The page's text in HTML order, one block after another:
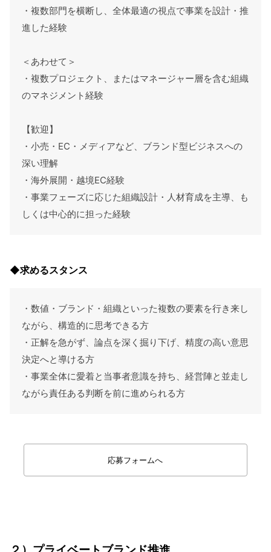
・複数部門を横断し、全体最適の視点で事業を設計・推
進した経験
＜あわせて＞
・複数プロジェクト、またはマネージャー層を含む組織
のマネジメント経験
【歓迎】
・小売・EC・メディアなど、ブランド型ビジネスへの
深い理解
・海外展開・越境EC経験
・事業フェーズに応じた組織設計・人材育成を主導、も
しくは中心的に担った経験
◆求めるスタンス
・数値・ブランド・組織といった複数の要素を行き来し
ながら、構造的に思考できる方
・正解を急がず、論点を深く掘り下げ、精度の高い意思
決定へと導ける方
・事業全体に愛着と当事者意識を持ち、経営陣と並走し
ながら責任ある判断を前に進められる方
応募フォームへ